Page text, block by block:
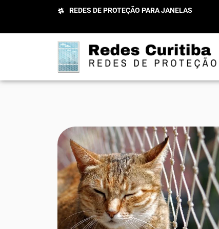
REDES DE PROTEÇÃO PARA JANELAS